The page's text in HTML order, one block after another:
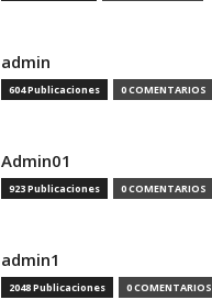
admin
604 Publicaciones 0 COMENTARIOS
Admin01
923 Publicaciones 0 COMENTARIOS
admin1
2048 Publicaciones 0 COMENTARIOS